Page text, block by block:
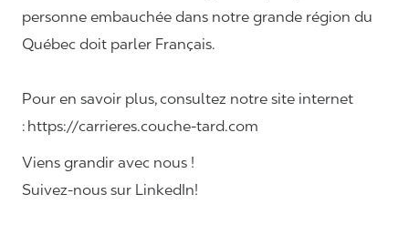
personne embauchée dans notre grande région du
Québec doit parler Français.
Pour en savoir plus, consultez notre site internet
: https://carrieres.couche-tard.com
Viens grandir avec nous !
Suivez-nous sur LinkedIn!